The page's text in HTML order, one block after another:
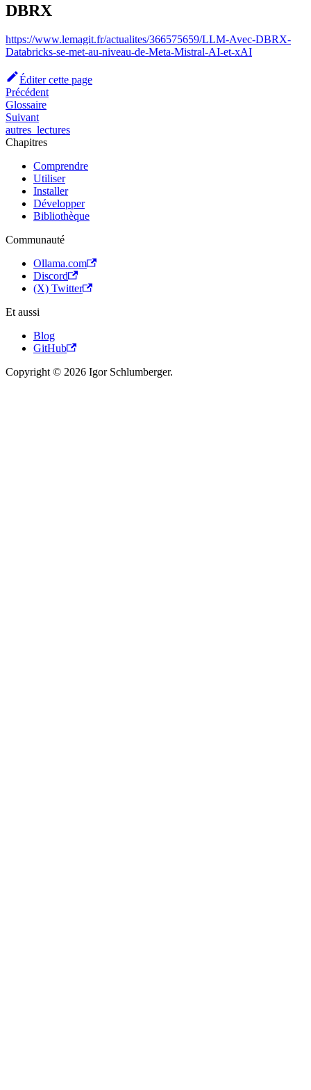
DBRX
https://www.lemagit.fr/actualites/366575659/LLM-Avec-DBRX-
Databricks-se-met-au-niveau-de-Meta-Mistral-AI-et-xAI
Éditer cette page
Précédent
Glossaire
Suivant
autres_lectures
Chapitres
Comprendre
Utiliser
Installer
Développer
Bibliothèque
Communauté
Ollama.com
Discord
(X) Twitter
Et aussi
Blog
GitHub
Copyright © 2026 Igor Schlumberger.